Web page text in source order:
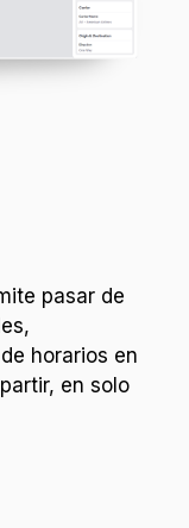
pasar de
horarios en
en solo